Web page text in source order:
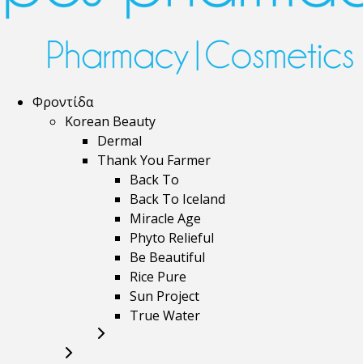
Φροντίδα
Korean Beauty
Dermal
Thank You Farmer
Back To
Back To Iceland
Miracle Age
Phyto Relieful
Be Beautiful
Rice Pure
Sun Project
True Water